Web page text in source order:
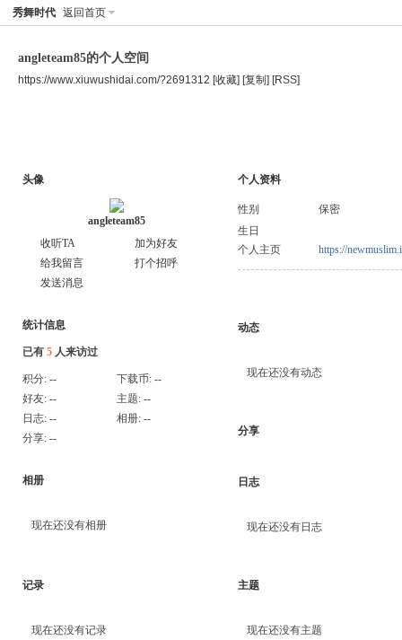
秀舞时代 返回首页
angleteam85的个人空间
https://www.xiuwushidai.com/?2691312 [收藏] [复制] [RSS]
头像
angleteam85
收听TA
加为好友
给我留言
打个招呼
发送消息
统计信息
已有 5 人来访过
积分: -- 下载币: --
好友: -- 主题: --
日志: -- 相册: --
分享: --
相册
现在还没有相册
记录
现在还没有记录
个人资料
性别
保密
生日
个人主页
https://
动态
现在还没有动态
分享
日志
现在还没有日志
主题
现在还没有主题